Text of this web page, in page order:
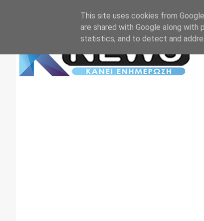
This site uses cookies from
are shared with Google along
statistics, and to detect and